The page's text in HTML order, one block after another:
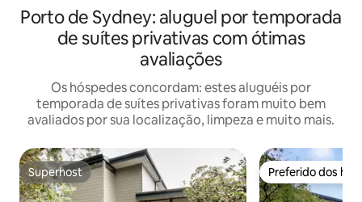
Porto de Sydney: aluguel por temporada
de suítes privativas com ótimas
avaliações
Os hóspedes concordam: estes aluguéis por
temporada de suítes privativas foram muito bem
avaliados por sua localização, limpeza e muito mais.
Superhost
Superhost Preferido dos
Preferido dos